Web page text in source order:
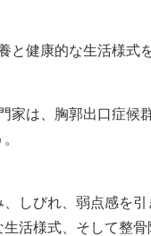
と健康的な生活様式
家は、胸郭出口症候
しびれ、弱点感を
活様式、そして整